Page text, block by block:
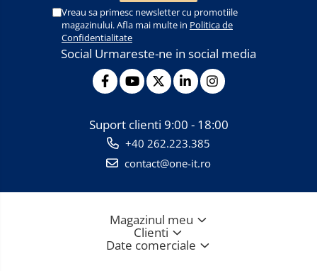
Vreau sa primesc newsletter cu promotiile
magazinului. Afla mai multe in Politica de
Confidentialitate
Social Urmareste-ne in social media
Suport clienti 9:00 - 18:00
+40 262.223.385
contact@one-it.ro
Magazinul meu
Clienti
Date comerciale